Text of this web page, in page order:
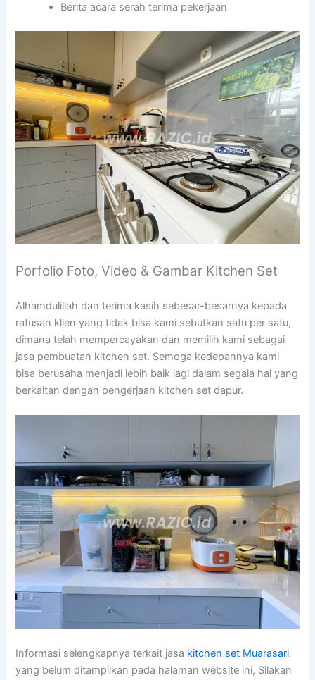
Berita acara serah terima pekerjaan
Porfolio Foto, Video & Gambar Kitchen Set
Alhamdulillah dan terima kasih sebesar-besarnya kepada
ratusan klien yang tidak bisa kami sebutkan satu per satu,
dimana telah mempercayakan dan memilih kami sebagai
jasa pembuatan kitchen set. Semoga kedepannya kami
bisa berusaha menjadi lebih baik lagi dalam segala hal yang
berkaitan dengan pengerjaan kitchen set dapur.
Informasi selengkapnya terkait jasa kitchen set Muarasari
yang belum ditampilkan pada halaman website ini, Silakan